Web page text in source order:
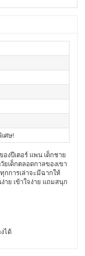
ศษ!
งปีเตอร์ แพน เด็กชาย
เด็กตลอดกาลของเขา
กการเล่าจะมีฉากให้
าย เข้าใจง่าย แถมสนุก
ได้